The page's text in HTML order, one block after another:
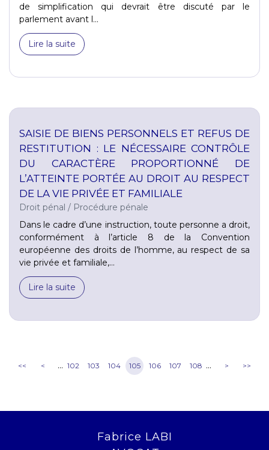
de simplification qui devrait être discuté par le
parlement avant l...
Lire la suite
SAISIE DE BIENS PERSONNELS ET REFUS DE
RESTITUTION : LE NÉCESSAIRE CONTRÔLE
DU CARACTÈRE PROPORTIONNÉ DE
L’ATTEINTE PORTÉE AU DROIT AU RESPECT
DE LA VIE PRIVÉE ET FAMILIALE
Droit pénal / Procédure pénale
Dans le cadre d’une instruction, toute personne a droit,
conformément à l’article 8 de la Convention
européenne des droits de l’homme, au respect de sa
vie privée et familiale,...
Lire la suite
<< < ... 102 103 104 105 106 107 108 ... > >>
Fabrice LABI